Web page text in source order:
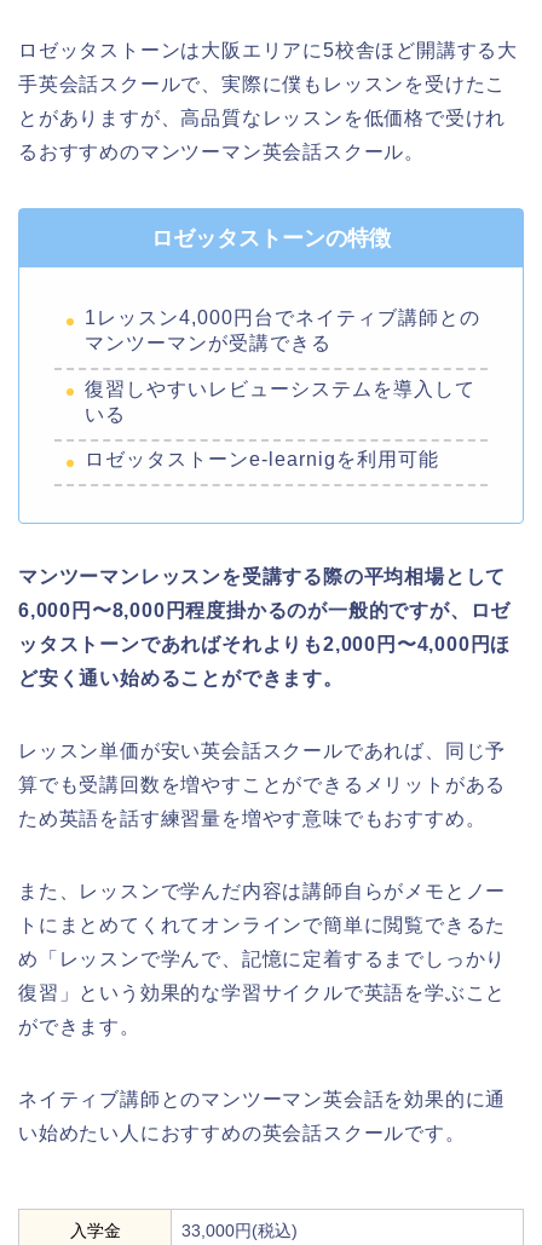
ロゼッタストーンは大阪エリアに5校舎ほど開講する大
手英会話スクールで、実際に僕もレッスンを受けたこ
とがありますが、高品質なレッスンを低価格で受けれ
るおすすめのマンツーマン英会話スクール。
ロゼッタストーンの特徴
1レッスン4,000円台でネイティブ講師との
マンツーマンが受講できる
復習しやすいレビューシステムを導入して
いる
ロゼッタストーンe-learnigを利用可能
マンツーマンレッスンを受講する際の平均相場として
6,000円〜8,000円程度掛かるのが一般的ですが、ロゼ
ッタストーンであればそれよりも2,000円〜4,000円ほ
ど安く通い始めることができます。
レッスン単価が安い英会話スクールであれば、同じ予
算でも受講回数を増やすことができるメリットがある
ため英語を話す練習量を増やす意味でもおすすめ。
また、レッスンで学んだ内容は講師自らがメモとノー
トにまとめてくれてオンラインで簡単に閲覧できるた
め「レッスンで学んで、記憶に定着するまでしっかり
復習」という効果的な学習サイクルで英語を学ぶこと
ができます。
ネイティブ講師とのマンツーマン英会話を効果的に通
い始めたい人におすすめの英会話スクールです。
入学金 33,000円(税込)